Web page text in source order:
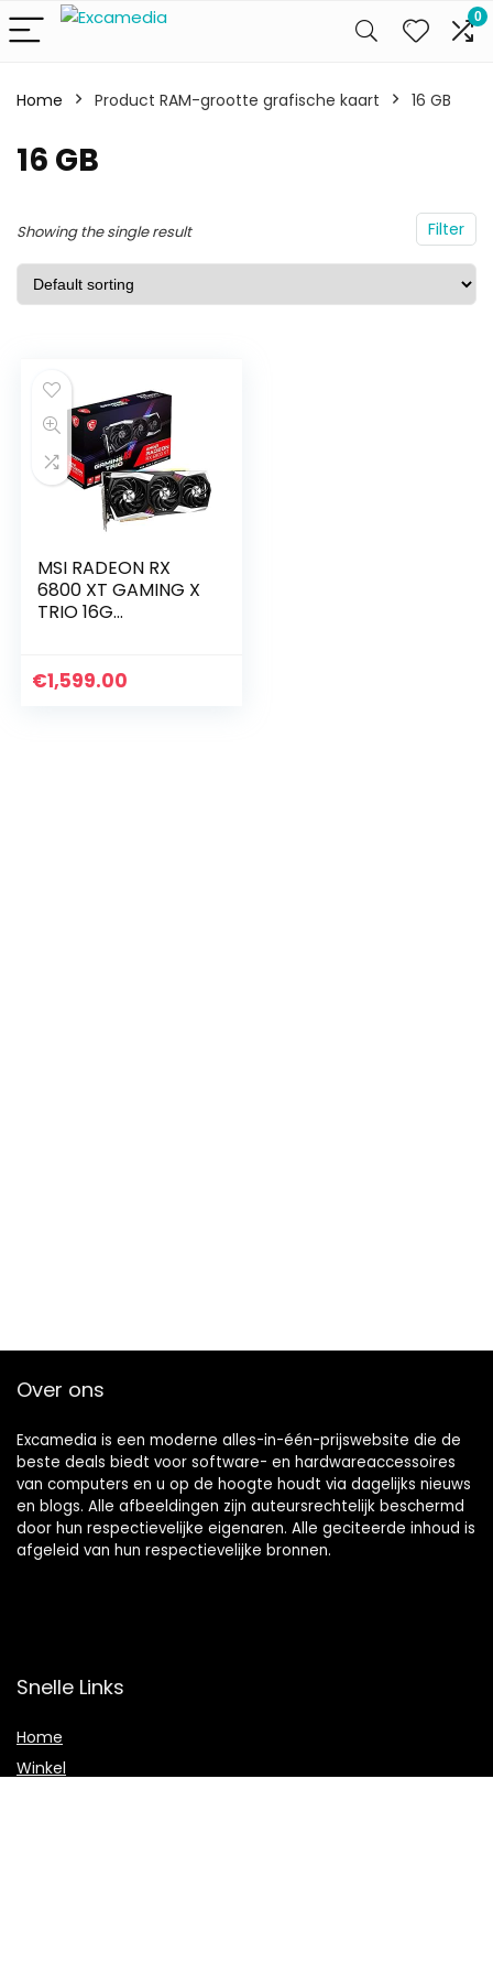
0
Home Product RAM-grootte grafische kaart 16 GB
16 GB
Filter
Showing the single result
MSI RADEON RX
6800 XT GAMING X
TRIO 16G
5120, Boost Klok
€1,599.00
Over ons
Excamedia is een moderne alles-in-één-prijswebsite die de
beste deals biedt voor software- en hardwareaccessoires
van computers en u op de hoogte houdt via dagelijks nieuws
en blogs. Alle afbeeldingen zijn auteursrechtelijk beschermd
door hun respectievelijke eigenaren. Alle geciteerde inhoud is
afgeleid van hun respectievelijke bronnen.
Snelle Links
Home
Winkel